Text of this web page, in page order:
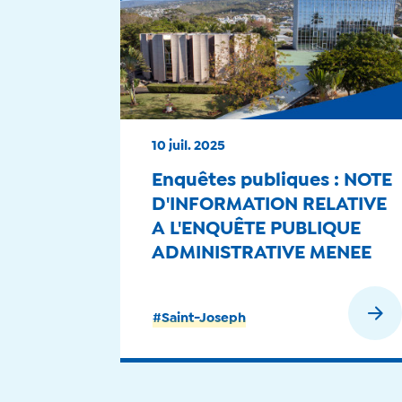
#Saint-Joseph
10 juil. 2025
Enquêtes publiques : NOTE
D'INFORMATION RELATIVE
A L'ENQUÊTE PUBLIQUE
ADMINISTRATIVE MENEE